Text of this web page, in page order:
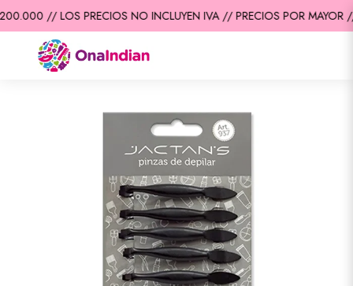
// LOS PRECIOS NO INCLUYEN IVA // PRECIOS POR MAYOR //